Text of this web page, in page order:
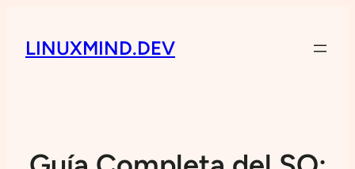
LINUXMIND.DEV